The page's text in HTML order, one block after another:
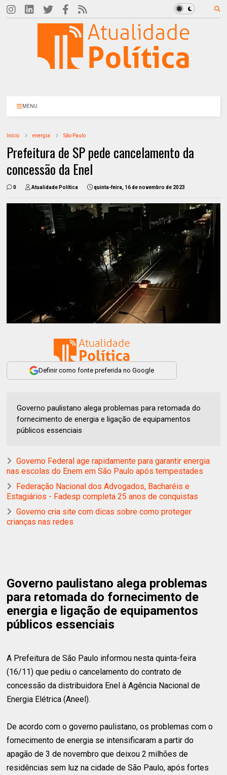
MENU
Início energia São Paulo
Prefeitura de SP pede cancelamento da
concessão da Enel
0 Atualidade Política quinta-feira, 16 de novembro de 2023
Definir como fonte preferida no Google
Governo paulistano alega problemas para retomada do
fornecimento de energia e ligação de equipamentos
públicos essenciais
Governo Federal age rapidamente para garantir energia
nas escolas do Enem em São Paulo após tempestades
Federação Nacional dos Advogados, Bacharéis e
Estagiários - Fadesp completa 25 anos de conquistas
Governo cria site com dicas sobre como proteger
crianças nas redes
Governo paulistano alega problemas
para retomada do fornecimento de
energia e ligação de equipamentos
públicos essenciais
A Prefeitura de São Paulo informou nesta quinta-feira
(16/11) que pediu o cancelamento do contrato de
concessão da distribuidora Enel à Agência Nacional de
Energia Elétrica (Aneel).
De acordo com o governo paulistano, os problemas com o
fornecimento de energia se intensificaram a partir do
apagão de 3 de novembro que deixou 2 milhões de
residências sem luz na cidade de São Paulo, após fortes